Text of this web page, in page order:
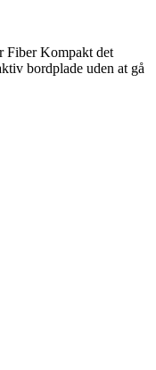
Fiber Kompakt det
bordplade uden at gå